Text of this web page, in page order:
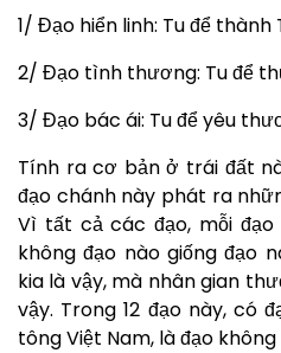
1/ Đạo hiển linh: Tu để thành
2/ Đạo tình thương: Tu để
3/ Đạo bác ái: Tu để yêu
Tính ra cơ bản ở trái đất
đạo chánh này phát ra
Vì tất cả các đạo, mỗi
không đạo nào giống đạo
kia là vậy, mà nhân gian
vậy. Trong 12 đạo này, có
tông Việt Nam, là đạo